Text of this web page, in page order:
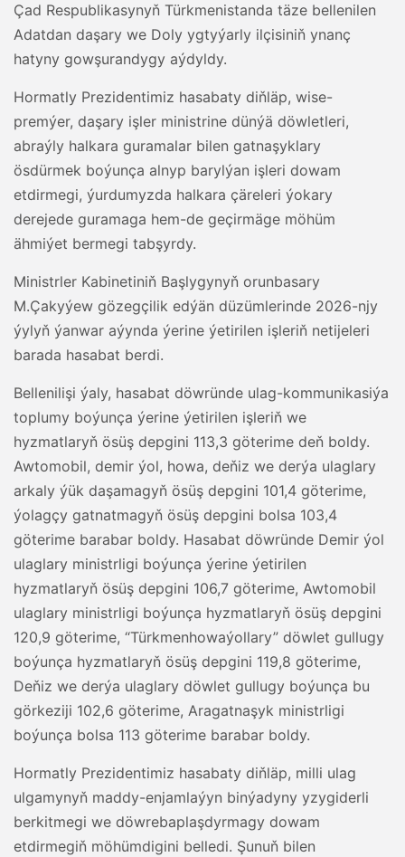
Çad Respublikasynyň Türkmenistanda täze bellenilen
Adatdan daşary we Doly ygtyýarly ilçisiniň ynanç
hatyny gowşurandygy aýdyldy.
Hormatly Prezidentimiz hasabaty diňläp, wise-
premýer, daşary işler ministrine dünýä döwletleri,
abraýly halkara guramalar bilen gatnaşyklary
ösdürmek boýunça alnyp barylýan işleri dowam
etdirmegi, ýurdumyzda halkara çäreleri ýokary
derejede guramaga hem-de geçirmäge möhüm
ähmiýet bermegi tabşyrdy.
Ministrler Kabinetiniň Başlygynyň orunbasary
M.Çakyýew gözegçilik edýän düzümlerinde 2026-njy
ýylyň ýanwar aýynda ýerine ýetirilen işleriň netijeleri
barada hasabat berdi.
Bellenilişi ýaly, hasabat döwründe ulag-kommunikasiýa
toplumy boýunça ýerine ýetirilen işleriň we
hyzmatlaryň ösüş depgini 113,3 göterime deň boldy.
Awtomobil, demir ýol, howa, deňiz we derýa ulaglary
arkaly ýük daşamagyň ösüş depgini 101,4 göterime,
ýolagçy gatnatmagyň ösüş depgini bolsa 103,4
göterime barabar boldy. Hasabat döwründe Demir ýol
ulaglary ministrligi boýunça ýerine ýetirilen
hyzmatlaryň ösüş depgini 106,7 göterime, Awtomobil
ulaglary ministrligi boýunça hyzmatlaryň ösüş depgini
120,9 göterime, “Türkmenhowaýollary” döwlet gullugy
boýunça hyzmatlaryň ösüş depgini 119,8 göterime,
Deňiz we derýa ulaglary döwlet gullugy boýunça bu
görkeziji 102,6 göterime, Aragatnaşyk ministrligi
boýunça bolsa 113 göterime barabar boldy.
Hormatly Prezidentimiz hasabaty diňläp, milli ulag
ulgamynyň maddy-enjamlaýyn binýadyny yzygiderli
berkitmegi we döwrebaplaşdyrmagy dowam
etdirmegiň möhümdigini belledi. Şunuň bilen